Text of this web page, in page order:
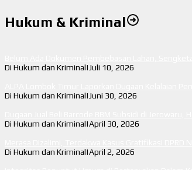
Hukum & Kriminal
Di Hukum dan Kriminal|Juli 10, 2026
Di Hukum dan Kriminal|Juni 30, 2026
Di Hukum dan Kriminal|April 30, 2026
Di Hukum dan Kriminal|April 2, 2026